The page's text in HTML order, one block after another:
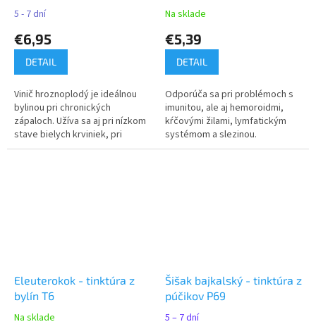
5 - 7 dní
€6,95
DETAIL
Vinič hroznoplodý je ideálnou
bylinou pri chronických
zápaloch. Užíva sa aj pri nízkom
stave bielych krviniek, pri
potrebe stimulovať imunitný
Na sklade
€5,39
DETAIL
Odporúča sa pri problémoch s
imunitou, ale aj hemoroidmi,
kŕčovými žilami, lymfatickým
systémom a slezinou.
Eleuterokok - tinktúra z
bylín T6
Na sklade
Šišak bajkalský - tinktúra z
púčikov P69
5 – 7 dní